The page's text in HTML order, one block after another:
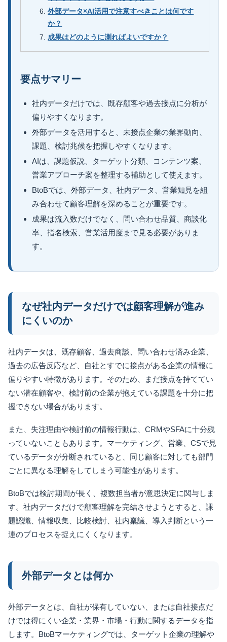
外部データ×AI活用で注意すべきことは何です
か？
成果はどのように測ればよいですか？
要点サマリー
社内データだけでは、既存顧客や過去接点に分析が
偏りやすくなります。
外部データを活用すると、未接点企業の業界動向、
課題、検討兆候を把握しやすくなります。
AIは、課題仮説、ターゲット分類、コンテンツ案、
営業アプローチ案を整理する補助として使えます。
BtoBでは、外部データ、社内データ、営業知見を組
み合わせて顧客理解を深めることが重要です。
成果は流入数だけでなく、問い合わせ品質、商談化
率、指名検索、営業活用度まで見る必要がありま
す。
なぜ社内データだけでは顧客理解が進み
にくいのか
社内データは、既存顧客、過去商談、問い合わせ済み企業、
過去の広告反応など、自社とすでに接点がある企業の情報に
偏りやすい特徴があります。そのため、まだ接点を持ててい
ない潜在顧客や、検討前の企業が抱えている課題を十分に把
握できない場合があります。
また、失注理由や検討前の情報行動は、CRMやSFAに十分残
っていないこともあります。マーケティング、営業、CSで見
ているデータが分断されていると、同じ顧客に対しても部門
ごとに異なる理解をしてしまう可能性があります。
BtoBでは検討期間が長く、複数担当者が意思決定に関与しま
す。社内データだけで顧客理解を完結させようとすると、課
題認識、情報収集、比較検討、社内稟議、導入判断という一
連のプロセスを捉えにくくなります。
外部データとは何か
外部データとは、自社が保有していない、または自社接点だ
けでは得にくい企業・業界・市場・行動に関するデータを指
します。BtoBマーケティングでは、ターゲット企業の理解や